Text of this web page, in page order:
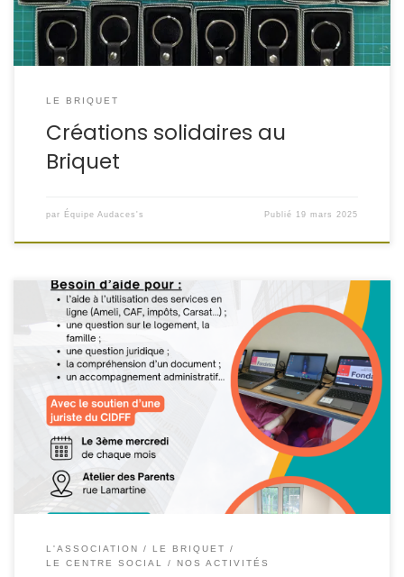
LE BRIQUET
Créations solidaires au
Briquet
par Équipe Audaces's Publié 19 mars 2025
Besoin d’aide pour une question juridique ou une
démarche administrative ? Vous avez une question sur le
logement, la famille, la compréhension d’un document
officiel ou l’utilisation des services en ligne (Ameli, CAF,
Carsat, impôts…) ? Rendez-vous chaque 3ᵉ mercredi du
mois à l’Atelier des Parents à Valmont ! Avec […]
L'ASSOCIATION
LE BRIQUET
LE CENTRE SOCIAL
NOS ACTIVITÉS